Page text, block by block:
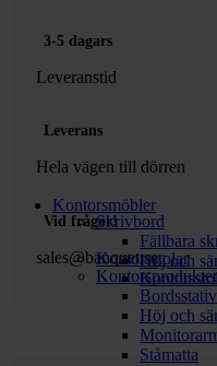
3-5 dagars
Leveranstid
Leverans
Hela vägen till dörren
Vid frågor!
sales@banquet.se
Kontorsmöbler
Skrivbord
Fällbara
Höj och
Kontorsstolar
Kontorsprodukter
Bordsstativ
Höj och
Ståmatta